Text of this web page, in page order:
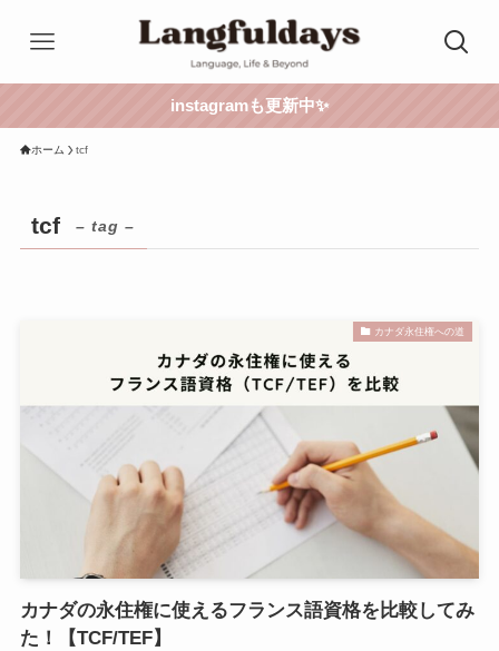
instagramも更新中✨
ホーム tcf
tcf – tag –
カナダ永住権への道
カナダの永住権に使えるフランス語資格を比較してみ
た！【TCF/TEF】